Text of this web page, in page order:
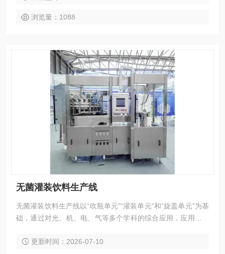
浏览量：1088
无菌灌装饮料生产线
无菌灌装饮料生产线以“吹瓶单元”“灌装单元”和“旋盖单元”为基
础，通过对光、机、电、气等多个学科的综合应用，应用伺服
更新时间：2026-07-10